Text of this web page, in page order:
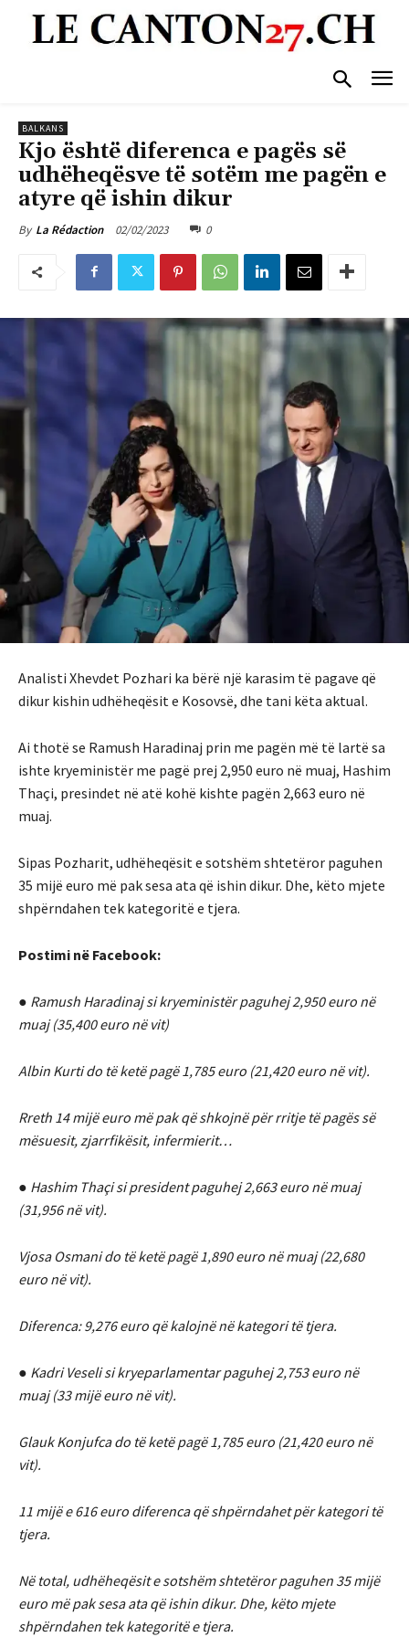
BALKANS
Kjo është diferenca e pagës së
udhëheqësve të sotëm me pagën e
atyre që ishin dikur
By La Rédaction 02/02/2023 0
Analisti Xhevdet Pozhari ka bërë një karasim të pagave që
dikur kishin udhëheqësit e Kosovsë, dhe tani këta aktual.
Ai thotë se Ramush Haradinaj prin me pagën më të lartë sa
ishte kryeministër me pagë prej 2,950 euro në muaj, Hashim
Thaçi, presindet në atë kohë kishte pagën 2,663 euro në
muaj.
Sipas Pozharit, udhëheqësit e sotshëm shtetëror paguhen
35 mijë euro më pak sesa ata që ishin dikur. Dhe, këto mjete
shpërndahen tek kategoritë e tjera.
Postimi në Facebook:
● Ramush Haradinaj si kryeministër paguhej 2,950 euro në
muaj (35,400 euro në vit)
Albin Kurti do të ketë pagë 1,785 euro (21,420 euro në vit).
Rreth 14 mijë euro më pak që shkojnë për rritje të pagës së
mësuesit, zjarrfikësit, infermierit…
● Hashim Thaçi si president paguhej 2,663 euro në muaj
(31,956 në vit).
Vjosa Osmani do të ketë pagë 1,890 euro në muaj (22,680
euro në vit).
Diferenca: 9,276 euro që kalojnë në kategori të tjera.
● Kadri Veseli si kryeparlamentar paguhej 2,753 euro në
muaj (33 mijë euro në vit).
Glauk Konjufca do të ketë pagë 1,785 euro (21,420 euro në
vit).
11 mijë e 616 euro diferenca që shpërndahet për kategori të
tjera.
Në total, udhëheqësit e sotshëm shtetëror paguhen 35 mijë
euro më pak sesa ata që ishin dikur. Dhe, këto mjete
shpërndahen tek kategoritë e tjera.